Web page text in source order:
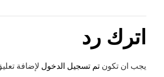
اترك رد
يجب ان تكون تم تسجيل الدخول لإضافة